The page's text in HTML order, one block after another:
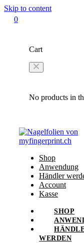
Skip to content
0
Cart
No products in
Shop
Anwendung
Händler
Account
Kasse
SHOP
WERDEN